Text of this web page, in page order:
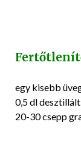
egy kisebb
0,5 dl
20-30 csepp